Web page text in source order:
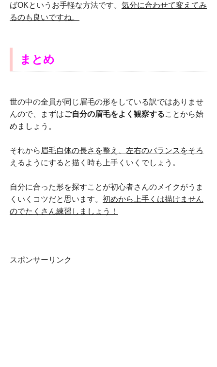
ばOKというお手軽な方法です。 気分に合わせて変えてみ
るのも良いですね。
まとめ
世の中の全員が同じ眉毛の形をしている訳ではありませ
んので、まずはご自分の眉毛をよく観察することから始
めましょう。
それから 眉毛自体の長さを整え、左右のバランスをそろ
えるようにすると描く時も上手くいく でしょう。
自分に合った形を探すことが初心者さんのメイクがうま
くいくコツだと思います。 初めから上手くは描けません
のでたくさん練習しましょう！
スポンサーリンク